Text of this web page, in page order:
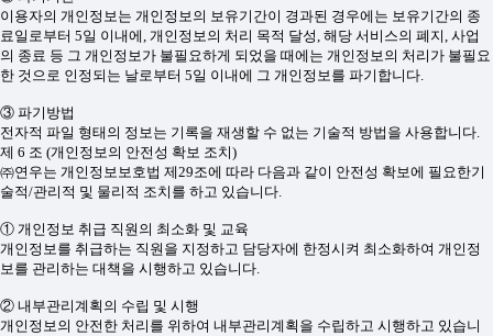
이용자의 개인정보는 개인정보의 보유기간이 경과된 경우에는 보유기간의 종
료일로부터 5일 이내에, 개인정보의 처리 목적 달성, 해당 서비스의 폐지, 사업
의 종료 등 그 개인정보가 불필요하게 되었을 때에는 개인정보의 처리가 불필요
한 것으로 인정되는 날로부터 5일 이내에 그 개인정보를 파기합니다.
③ 파기방법
전자적 파일 형태의 정보는 기록을 재생할 수 없는 기술적 방법을 사용합니다.
제 6 조 (개인정보의 안전성 확보 조치)
㈜연우는 개인정보보호법 제29조에 따라 다음과 같이 안전성 확보에 필요한기
술적/관리적 및 물리적 조치를 하고 있습니다.
① 개인정보 취급 직원의 최소화 및 교육
개인정보를 취급하는 직원을 지정하고 담당자에 한정시켜 최소화하여 개인정
보를 관리하는 대책을 시행하고 있습니다.
② 내부관리계획의 수립 및 시행
개인정보의 안전한 처리를 위하여 내부관리계획을 수립하고 시행하고 있습니